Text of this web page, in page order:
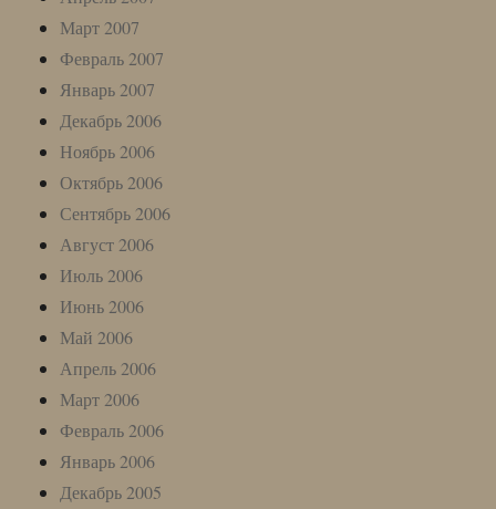
Март 2007
Февраль 2007
Январь 2007
Декабрь 2006
Ноябрь 2006
Октябрь 2006
Сентябрь 2006
Август 2006
Июль 2006
Июнь 2006
Май 2006
Апрель 2006
Март 2006
Февраль 2006
Январь 2006
Декабрь 2005